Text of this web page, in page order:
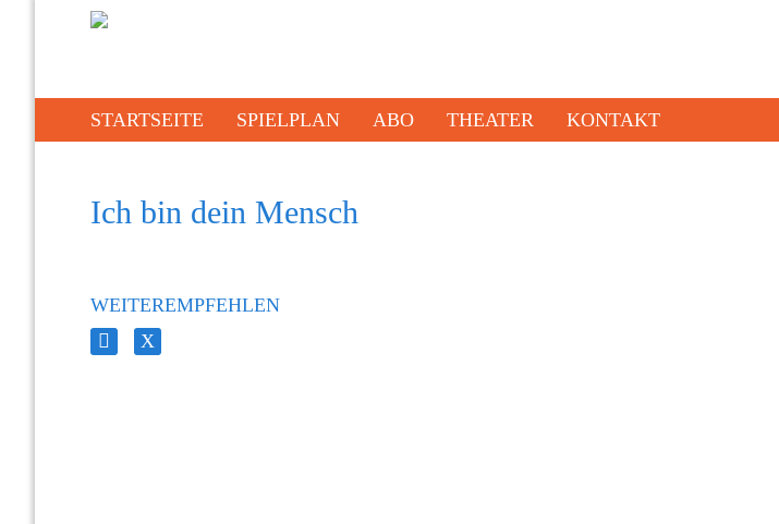
STARTSEITE SPIELPLAN ABO THEATER KONTAKT
Ich bin dein Mensch
WEITEREMPFEHLEN